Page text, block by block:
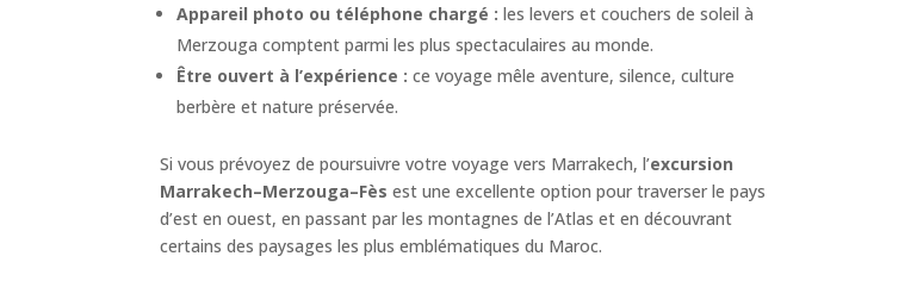
Appareil photo ou téléphone chargé : les levers et couchers de soleil à
Merzouga comptent parmi les plus spectaculaires au monde.
Être ouvert à l’expérience : ce voyage mêle aventure, silence, culture
berbère et nature préservée.
Si vous prévoyez de poursuivre votre voyage vers Marrakech, l’excursion
Marrakech–Merzouga–Fès est une excellente option pour traverser le pays
d’est en ouest, en passant par les montagnes de l’Atlas et en découvrant
certains des paysages les plus emblématiques du Maroc.